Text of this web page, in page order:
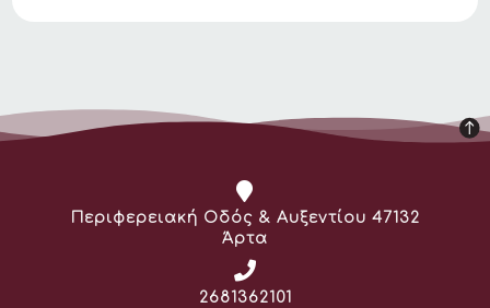
Διεύθυνση:
Περιφερειακή Οδός & Αυξεντίου 47132
Άρτα
Τηλέφωνο:
2681362101